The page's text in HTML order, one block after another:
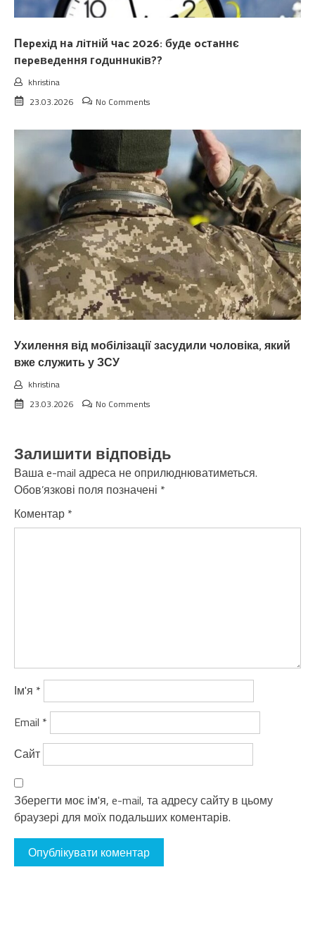
Пepexiд нa лiтнiй чac 2026: бyдe ocтaннє
пepeвeдeння гoдuннuкiв??
khristina
23.03.2026
No Comments
Ухилення від мобілізації засудили чоловіка, який
вже служить у ЗСУ
khristina
23.03.2026
No Comments
Залишити відповідь
Ваша e-mail адреса не оприлюднюватиметься.
Обов’язкові поля позначені *
Коментар *
Ім'я *
Email *
Сайт
Зберегти моє ім'я, e-mail, та адресу сайту в цьому
браузері для моїх подальших коментарів.